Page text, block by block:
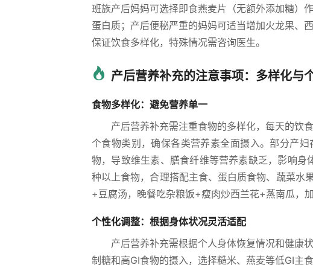
班族产后妈妈可选择即食燕麦片（无额外添加糖）
蛋白质；产后便秘严重的妈妈可适当增加火龙果、
保证饮食多样化，特殊情况需咨询医生。
产后营养补充的注意事项：多样化与
食物多样化：避免营养单一
产后营养补充需注重食物的多样化，每天的饮
个食物类别，确保各类营养素全面摄入。部分产
物，导致维生素、膳食纤维等营养素缺乏，影响
种以上食物，合理搭配主食、蛋白质食物、蔬菜
+豆腐汤，晚餐吃杂粮饭+瘦肉炒西兰花+蒸南瓜，
个性化调整：根据身体状况灵活适配
产后营养补充需根据个人身体恢复情况和健康
制糖和高GI食物的摄入，选择糙米、燕麦等低GI主